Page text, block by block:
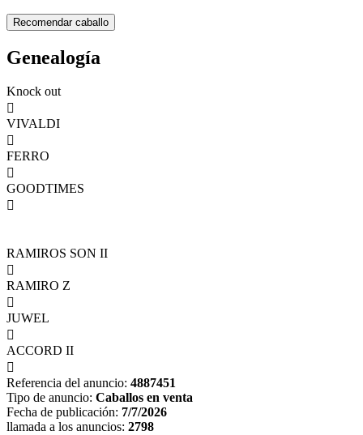
Genealogía
Knock out

VIVALDI

FERRO

GOODTIMES

RAMIROS SON II

RAMIRO Z

JUWEL

ACCORD II

Referencia del anuncio: 4887451
Tipo de anuncio: Caballos en venta
Fecha de publicación: 7/7/2026
llamada a los anuncios: 2798